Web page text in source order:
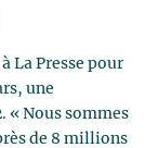
La Presse pour
une
« Nous sommes
de 8 millions